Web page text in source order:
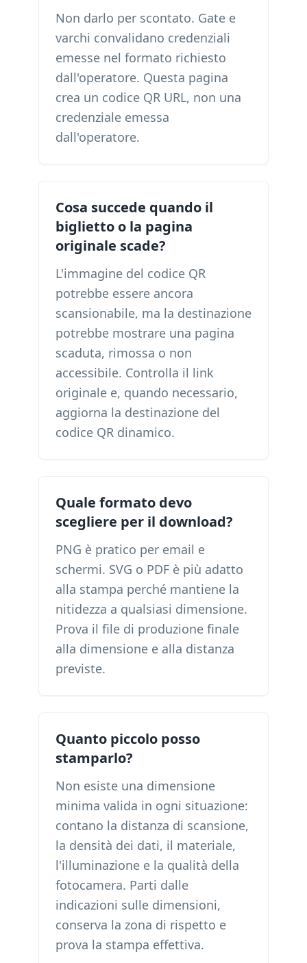
Non darlo per scontato. Gate e
varchi convalidano credenziali
emesse nel formato richiesto
dall'operatore. Questa pagina
crea un codice QR URL, non una
credenziale emessa
dall'operatore.
Cosa succede quando il
biglietto o la pagina
originale scade?
L'immagine del codice QR
potrebbe essere ancora
scansionabile, ma la destinazione
potrebbe mostrare una pagina
scaduta, rimossa o non
accessibile. Controlla il link
originale e, quando necessario,
aggiorna la destinazione del
codice QR dinamico.
Quale formato devo
scegliere per il download?
PNG è pratico per email e
schermi. SVG o PDF è più adatto
alla stampa perché mantiene la
nitidezza a qualsiasi dimensione.
Prova il file di produzione finale
alla dimensione e alla distanza
previste.
Quanto piccolo posso
stamparlo?
Non esiste una dimensione
minima valida in ogni situazione:
contano la distanza di scansione,
la densità dei dati, il materiale,
l'illuminazione e la qualità della
fotocamera. Parti dalle
indicazioni sulle dimensioni,
conserva la zona di rispetto e
prova la stampa effettiva.